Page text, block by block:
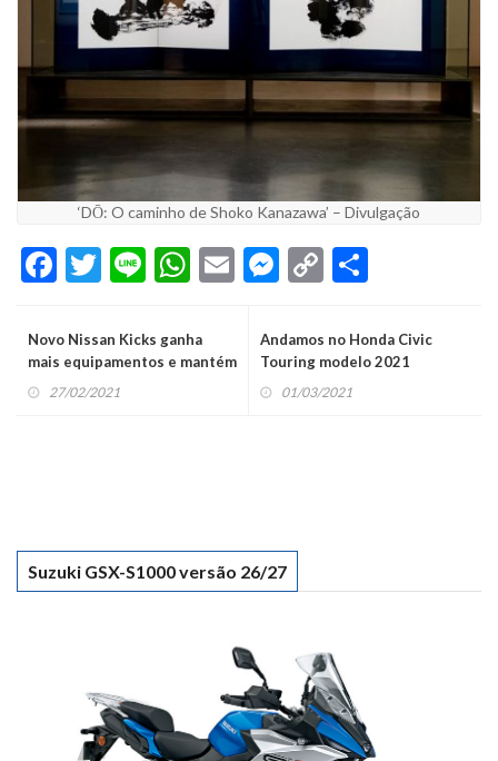
‘DŌ: O caminho de Shoko Kanazawa’ – Divulgação
Facebook
Twitter
LineWhatsApp
EmailMessenger
Copy
Novo Nissan Kicks ganha
mais equipamentos e mantém
preço27/02/2021
Andamos no Honda Civic
Touring modelo 2021
01/03/2021
Suzuki GSX-S1000 versão 26/27